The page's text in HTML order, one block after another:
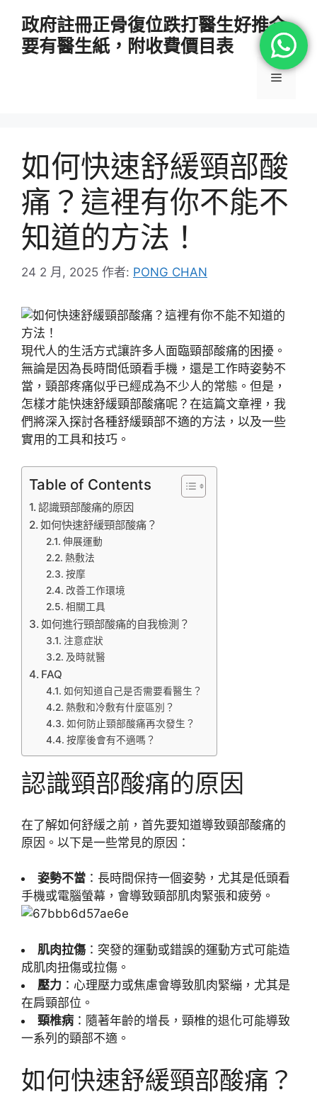
政府註冊正骨復位跌打醫生好推介
要有醫生紙，附收費價目表
選
如何快速舒緩頸部酸
痛？這裡有你不能不
知道的方法！
24 2 月, 2025 作者: PONG CHAN
現代人的生活方式讓許多人面臨頸部酸痛的困擾。
無論是因為長時間低頭看手機，還是工作時姿勢不
當，頸部疼痛似乎已經成為不少人的常態。但是，
怎樣才能快速舒緩頸部酸痛呢？在這篇文章裡，我
們將深入探討各種舒緩頸部不適的方法，以及一些
實用的工具和技巧。
Table of Contents
認識頸部酸痛的原因
如何快速舒緩頸部酸痛？
伸展運動
熱敷法
按摩
改善工作環境
相關工具
如何進行頸部酸痛的自我檢測？
注意症狀
及時就醫
FAQ
如何知道自己是否需要看醫生？
熱敷和冷敷有什麼區別？
如何防止頸部酸痛再次發生？
按摩後會有不適嗎？
認識頸部酸痛的原因
在了解如何舒緩之前，首先要知道導致頸部酸痛的
原因。以下是一些常見的原因：
姿勢不當 ：長時間保持一個姿勢，尤其是低頭看
手機或電腦螢幕，會導致頸部肌肉緊張和疲勞。
肌肉拉傷 ：突發的運動或錯誤的運動方式可能造
成肌肉扭傷或拉傷。
壓力 ：心理壓力或焦慮會導致肌肉緊繃，尤其是
在肩頸部位。
頸椎病 ：隨著年齡的增長，頸椎的退化可能導致
一系列的頸部不適。
如何快速舒緩頸部酸痛？